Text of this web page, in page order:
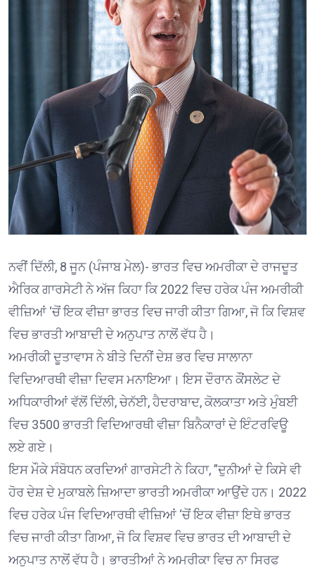
ਨਵੀਂ ਦਿੱਲੀ, 8 ਜੂਨ (ਪੰਜਾਬ ਮੇਲ)- ਭਾਰਤ ਵਿਚ ਅਮਰੀਕਾ ਦੇ ਰਾਜਦੂਤ
ਐਰਿਕ ਗਾਰਸੇਟੀ ਨੇ ਅੱਜ ਕਿਹਾ ਕਿ 2022 ਵਿਚ ਹਰੇਕ ਪੰਜ ਅਮਰੀਕੀ
ਵੀਜ਼ਿਆਂ ‘ਚੋਂ ਇਕ ਵੀਜ਼ਾ ਭਾਰਤ ਵਿਚ ਜਾਰੀ ਕੀਤਾ ਗਿਆ, ਜੋ ਕਿ ਵਿਸ਼ਵ
ਵਿਚ ਭਾਰਤੀ ਆਬਾਦੀ ਦੇ ਅਨੁਪਾਤ ਨਾਲੋਂ ਵੱਧ ਹੈ।
ਅਮਰੀਕੀ ਦੂਤਾਵਾਸ ਨੇ ਬੀਤੇ ਦਿਨੀਂ ਦੇਸ਼ ਭਰ ਵਿਚ ਸਾਲਾਨਾ
ਵਿਦਿਆਰਥੀ ਵੀਜ਼ਾ ਦਿਵਸ ਮਨਾਇਆ। ਇਸ ਦੌਰਾਨ ਕੌਂਸਲੇਟ ਦੇ
ਅਧਿਕਾਰੀਆਂ ਵੱਲੋਂ ਦਿੱਲੀ, ਚੇਨੱਈ, ਹੈਦਰਾਬਾਦ, ਕੋਲਕਾਤਾ ਅਤੇ ਮੁੰਬਈ
ਵਿਚ 3500 ਭਾਰਤੀ ਵਿਦਿਆਰਥੀ ਵੀਜ਼ਾ ਬਿਨੈਕਾਰਾਂ ਦੇ ਇੰਟਰਵਿਊ
ਲਏ ਗਏ।
ਇਸ ਮੌਕੇ ਸੰਬੋਧਨ ਕਰਦਿਆਂ ਗਾਰਸੇਟੀ ਨੇ ਕਿਹਾ, ”ਦੁਨੀਆਂ ਦੇ ਕਿਸੇ ਵੀ
ਹੋਰ ਦੇਸ਼ ਦੇ ਮੁਕਾਬਲੇ ਜ਼ਿਆਦਾ ਭਾਰਤੀ ਅਮਰੀਕਾ ਆਉਂਦੇ ਹਨ। 2022
ਵਿਚ ਹਰੇਕ ਪੰਜ ਵਿਦਿਆਰਥੀ ਵੀਜ਼ਿਆਂ ‘ਚੋਂ ਇਕ ਵੀਜ਼ਾ ਇਥੇ ਭਾਰਤ
ਵਿਚ ਜਾਰੀ ਕੀਤਾ ਗਿਆ, ਜੋ ਕਿ ਵਿਸ਼ਵ ਵਿਚ ਭਾਰਤ ਦੀ ਆਬਾਦੀ ਦੇ
ਅਨੁਪਾਤ ਨਾਲੋਂ ਵੱਧ ਹੈ। ਭਾਰਤੀਆਂ ਨੇ ਅਮਰੀਕਾ ਵਿਚ ਨਾ ਸਿਰਫ